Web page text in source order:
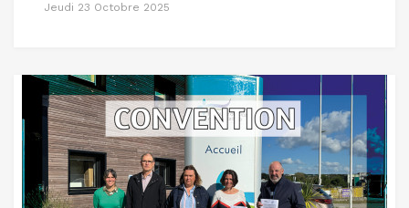
Jeudi 23 Octobre 2025